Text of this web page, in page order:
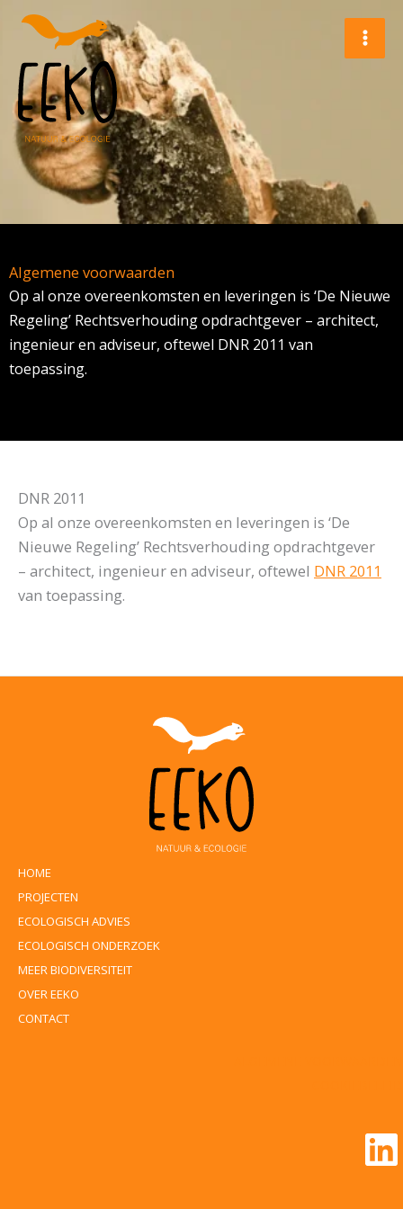
inhoud
Algemene voorwaarden
Op al onze overeenkomsten en leveringen is ‘De Nieuwe
Regeling’ Rechtsverhouding opdrachtgever – architect,
ingenieur en adviseur, oftewel DNR 2011 van
toepassing.
DNR 2011
Op al onze overeenkomsten en leveringen is ‘De
Nieuwe Regeling’ Rechtsverhouding opdrachtgever
– architect, ingenieur en adviseur, oftewel DNR 2011
van toepassing.
HOME
PROJECTEN
ECOLOGISCH ADVIES
ECOLOGISCH ONDERZOEK
MEER BIODIVERSITEIT
OVER EEKO
CONTACT